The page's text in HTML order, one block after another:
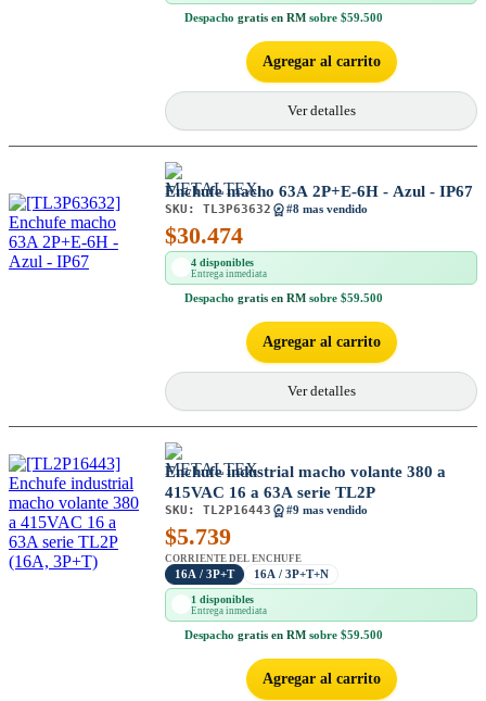
Despacho gratis en RM sobre $59.500
Agregar al carrito
Ver detalles
Enchufe macho 63A 2P+E-6H - Azul - IP67
SKU: TL3P63632 #8 mas vendido
$30.474
4 disponibles
Entrega inmediata
Despacho gratis en RM sobre $59.500
Agregar al carrito
Ver detalles
Enchufe industrial macho volante 380 a
415VAC 16 a 63A serie TL2P
SKU: TL2P16443 #9 mas vendido
$5.739
CORRIENTE DEL ENCHUFE
16A / 3P+T 16A / 3P+T+N
1 disponibles
Entrega inmediata
Despacho gratis en RM sobre $59.500
Agregar al carrito